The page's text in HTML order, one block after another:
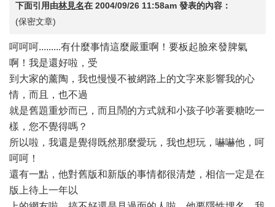
下面引用由林見名在 2004/09/26 11:58am 發表的內容：
(保密文章)
呵呵呵.........有什麼事情這麼嚴重啊！要板起臉來發脾氣
啊！我是還好啦，受
到大家的薰陶，我也慢慢不被網路上的文字來影響我的心
情，而且，也不過
就是舊題重炒而已，而且鬧的方式就和小孩子吵著要糖吃一
樣，您不覺得嗎？
所以啦，我還是覺得既然那麼愛玩，我也想玩，嚇嚇他，呵
呵呵！
還有一點，他對舊版和新版的事情都很清楚，相信一定是在
版上待上一年以